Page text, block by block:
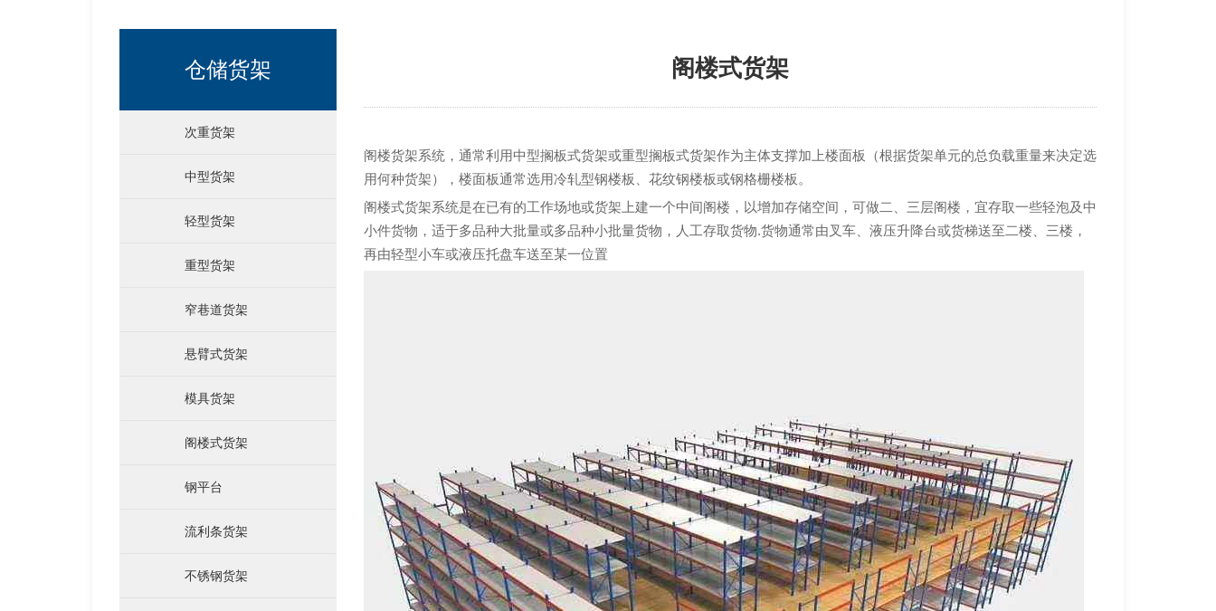
仓储货架
次重货架
中型货架
轻型货架
重型货架
窄巷道货架
悬臂式货架
模具货架
阁楼式货架
钢平台
流利条货架
不锈钢货架
运输料架料箱
阁楼式货架
阁楼货架系统，通常利用中型搁板式货架或重型搁板式货架作为主体支撑加上楼面板（根据货架单元的总负载重量来决定选
用何种货架），楼面板通常选用冷轧型钢楼板、花纹钢楼板或钢格栅楼板。
阁楼式货架系统是在已有的工作场地或货架上建一个中间阁楼，以增加存储空间，可做二、三层阁楼，宜存取一些轻泡及中
小件货物，适于多品种大批量或多品种小批量货物，人工存取货物.货物通常由叉车、液压升降台或货梯送至二楼、三楼，
再由轻型小车或液压托盘车送至某一位置